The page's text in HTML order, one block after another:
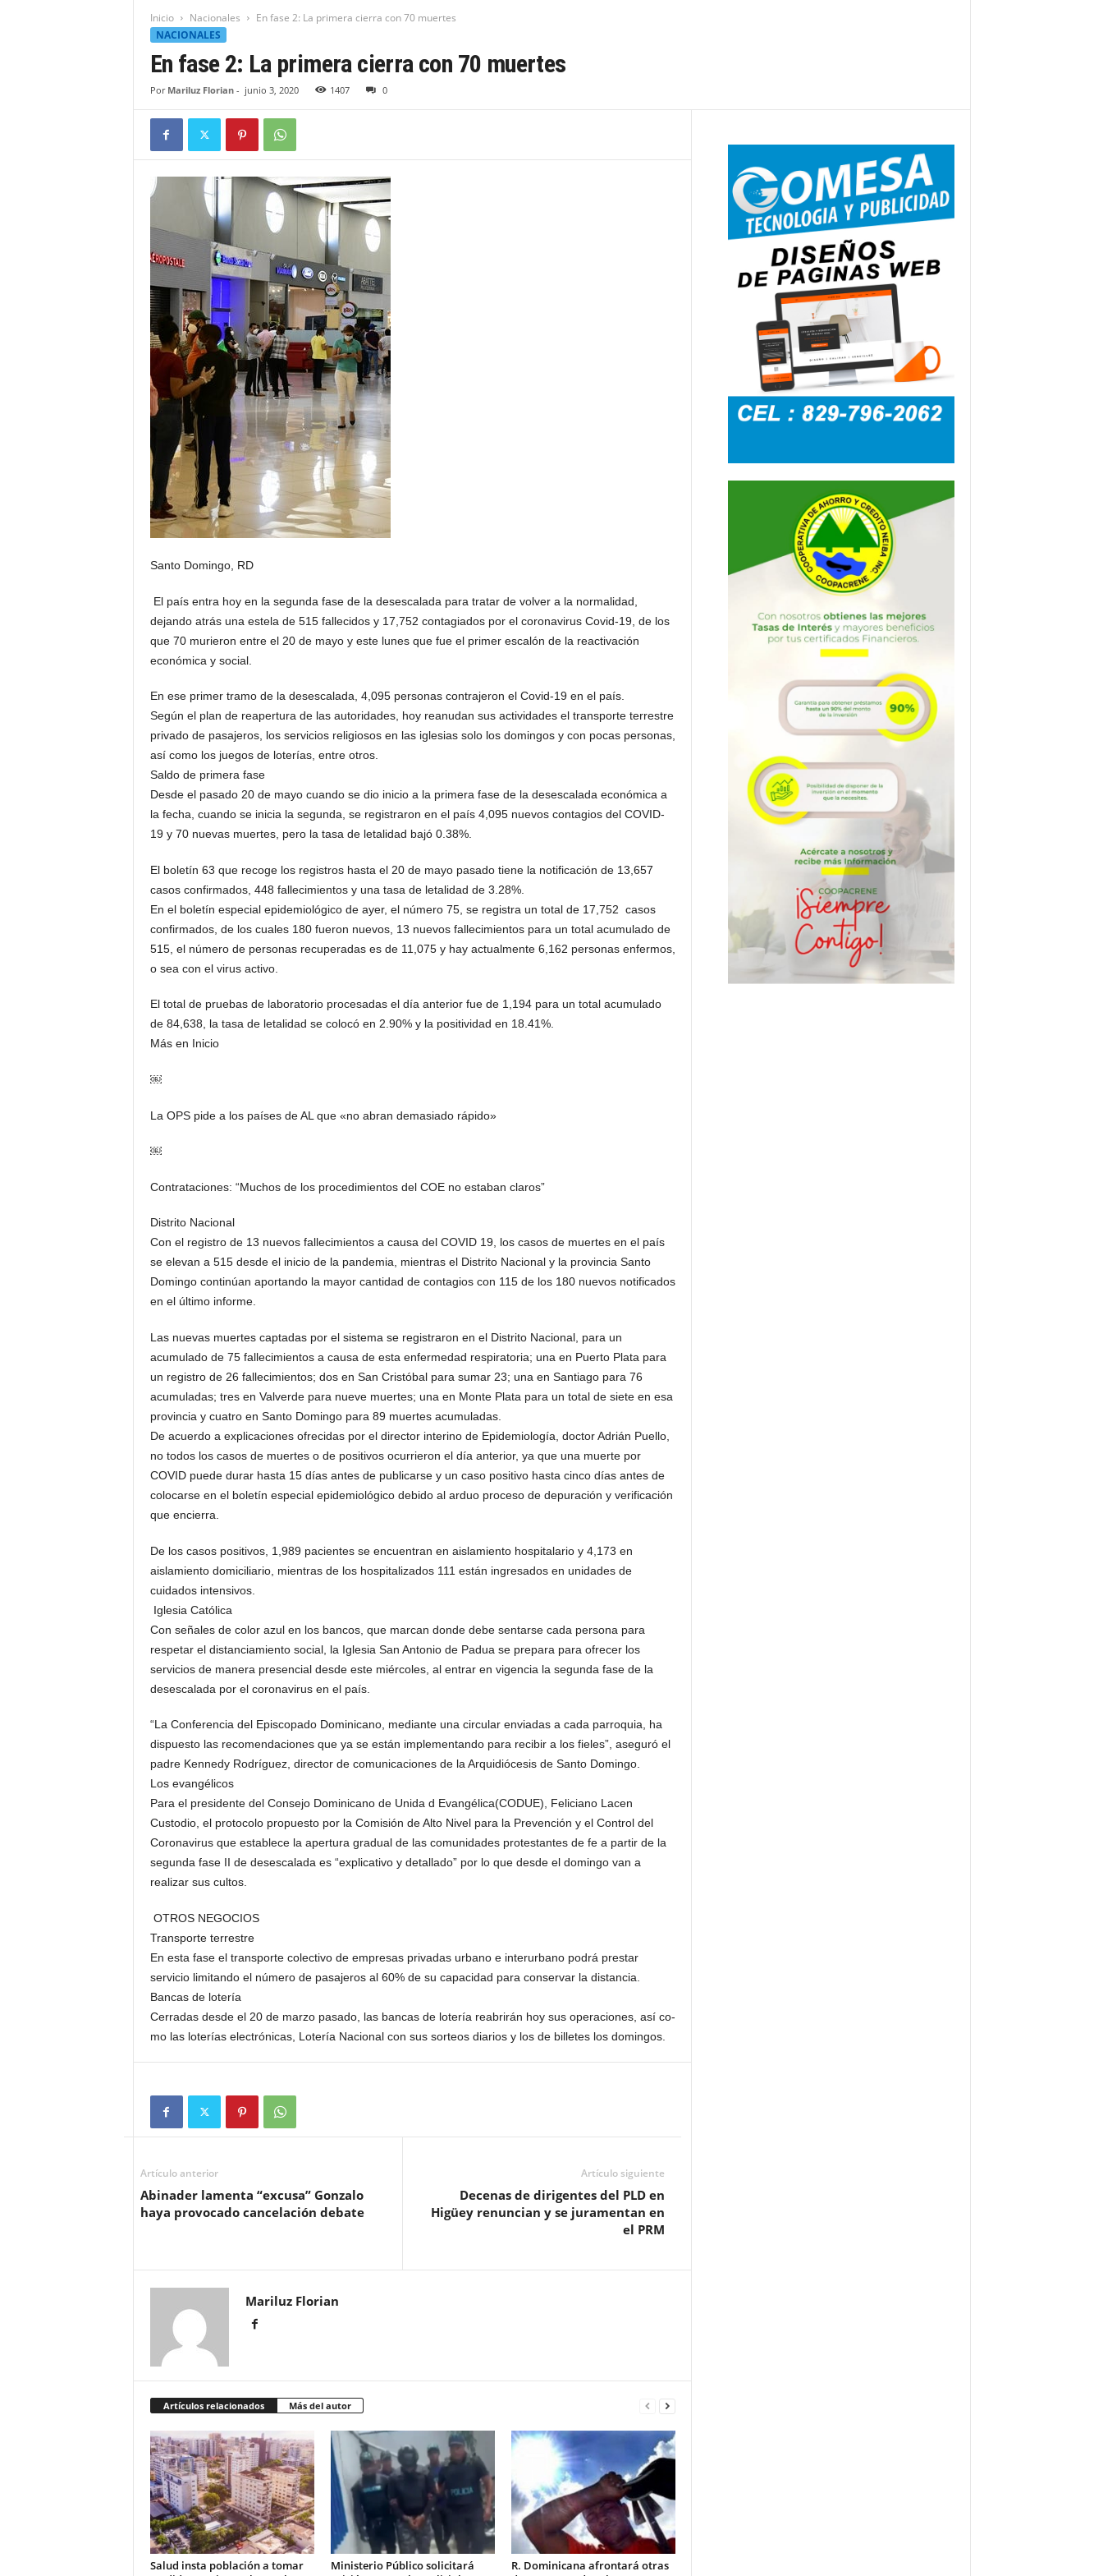
Inicio Nacionales
En fase 2: La primera cierra con 70 muertes
NACIONALES
En fase 2: La primera cierra con 70 muertes
Por Mariluz Florian- junio 3, 2020 1407 0
Santo Domingo, RD
El país entra hoy en la se­gunda fase de la desescala­da para tratar de volver a la normalidad,
dejando atrás una estela de 515 fallecidos y 17,752 contagiados por el corona­virus Covid-19, de los
que 70 murieron entre el 20 de mayo y este lunes que fue el primer escalón de la reactivación
económica y social.
En ese primer tramo de la desescalada, 4,095 per­sonas contrajeron el Co­vid-19 en el país.
Según el plan de reaper­tura de las autoridades, hoy reanudan sus activi­dades el transporte terres­tre
privado de pasajeros, los servicios religiosos en las iglesias solo los domin­gos y con pocas personas,
así como los juegos de lo­terías, entre otros.
Saldo de primera fase
Desde el pasado 20 de mayo cuando se dio ini­cio a la primera fase de la desescalada económica a
la fecha, cuando se inicia la segunda, se registraron en el país 4,095 nuevos contagios del COVID-
19 y 70 nuevas muertes, pe­ro la tasa de letalidad bajó 0.38%.
El boletín 63 que recoge los registros hasta el 20 de mayo pasado tiene la no­tificación de 13,657
casos confirmados, 448 falleci­mientos y una tasa de leta­lidad de 3.28%.
En el boletín especial epidemiológico de ayer, el número 75, se regis­tra un total de 17,752 casos
confirmados, de los cuales 180 fueron nue­vos, 13 nuevos falleci­mientos para un total acumulado de
515, el nú­mero de personas recu­peradas es de 11,075 y hay actualmente 6,162 personas enfermos,
o sea con el virus activo.
El total de pruebas de la­boratorio procesadas el día anterior fue de 1,194 pa­ra un total acumulado
de 84,638, la tasa de letalidad se colocó en 2.90% y la po­sitividad en 18.41%.
Más en Inicio
￼
La OPS pide a los países de AL que «no abran demasiado rápido»
￼
Contrataciones: “Muchos de los procedimientos del COE no estaban claros”
Distrito Nacional
Con el registro de 13 nue­vos fallecimientos a causa del COVID 19, los casos de muertes en el país
se elevan a 515 desde el inicio de la pandemia, mientras el Dis­trito Nacional y la provincia Santo
Domingo continúan aportando la mayor canti­dad de contagios con 115 de los 180 nuevos notifica­dos
en el último informe.
Las nuevas muertes cap­tadas por el sistema se re­gistraron en el Distrito Na­cional, para un
acumulado de 75 fallecimientos a cau­sa de esta enfermedad res­piratoria; una en Puerto Plata para
un registro de 26 fallecimientos; dos en San Cristóbal para sumar 23; una en Santiago pa­ra 76
acumuladas; tres en Valverde para nueve muer­tes; una en Monte Plata pa­ra un total de siete en esa
provincia y cuatro en Santo Domingo para 89 muertes acumuladas.
De acuerdo a explicacio­nes ofrecidas por el director interino de Epidemiología, doctor Adrián Puello,
no todos los casos de muertes o de positivos ocurrieron el día anterior, ya que una muerte por
COVID puede durar hasta 15 días antes de publicarse y un caso positi­vo hasta cinco días antes de
colocarse en el boletín es­pecial epidemiológico debi­do al arduo proceso de de­puración y verificación
que encierra.
De los casos positivos, 1,989 pacientes se encuen­tran en aislamiento hospita­lario y 4,173 en
aislamiento domiciliario, mientras de los hospitalizados 111 es­tán ingresados en unidades de
cuidados intensivos.
Iglesia Católica
Con señales de color azul en los bancos, que marcan donde debe sentarse ca­da persona para
respetar el distanciamiento social, la Iglesia San Antonio de Pa­dua se prepara para ofrecer los
servicios de manera pre­sencial desde este miérco­les, al entrar en vigencia la segunda fase de la
desesca­lada por el coronavirus en el país.
“La Conferencia del Epis­copado Dominicano, me­diante una circular envia­das a cada parroquia, ha
dispuesto las recomenda­ciones que ya se están im­plementando para recibir a los fieles”, aseguró el
padre Kennedy Rodríguez, direc­tor de comunicaciones de la Arquidiócesis de Santo Do­mingo.
Los evangélicos
Para el presidente del Consejo Dominicano de Unida d Evangélica(CODUE), Fe­liciano Lacen
Custodio, el protocolo propuesto por la Comisión de Alto Nivel pa­ra la Prevención y el Control del
Coronavirus que estable­ce la apertura gradual de las comunidades protestantes de fe a partir de la
segunda fase II de desescalada es “ex­plicativo y detallado” por lo que desde el domingo van a
realizar sus cultos.
OTROS NEGOCIOS
Transporte terrestre
En esta fase el transporte colectivo de empresas pri­vadas urbano e interurba­no podrá prestar
servicio limitando el número de pasajeros al 60% de su ca­pacidad para conservar la distancia.
Bancas de lotería
Cerradas desde el 20 de marzo pasado, las bancas de lotería reabrirán hoy sus operaciones, así co­
mo las loterías electróni­cas, Lotería Nacional con sus sorteos diarios y los de billetes los domingos.
Artículo anterior
Abinader lamenta “excusa” Gonzalo
haya provocado cancelación debate
Artículo siguiente
Decenas de dirigentes del PLD en
Higüey renuncian y se juramentan en
el PRM
Mariluz Florian
Artículos relacionados Más del autor
Salud insta población a tomar
Ministerio Público solicitará
R. Dominicana afrontará otras